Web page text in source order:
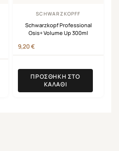
SCHWARZKOPFF
Schwarzkopf Professional
Osis+ Volume Up 300ml
9,20€
ΠΡΟΣΘΉΚΗ ΣΤΟ
ΚΑΛΆΘΙ